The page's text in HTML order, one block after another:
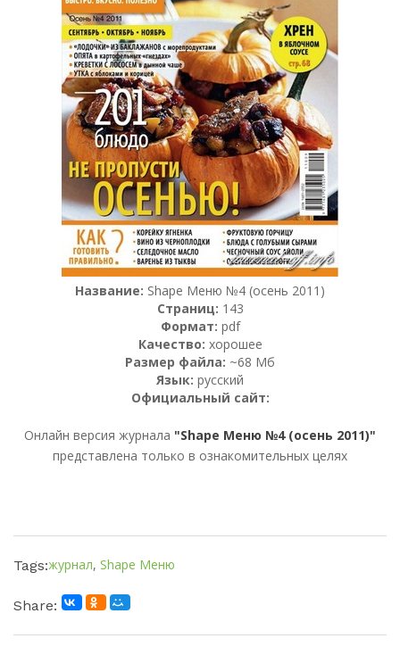
Название: Shape Меню №4 (осень 2011)
Страниц: 143
Формат: pdf
Качество: хорошее
Размер файла: ~68 Мб
Язык: русский
Официальный сайт:
Онлайн версия журнала "Shape Меню №4 (осень 2011)"
представлена только в ознакомительных целях
Tags:журнал, Shape Меню
Share: